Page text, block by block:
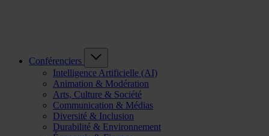
Conférenciers
Intelligence Artificielle (AI)
Animation & Modération
Arts, Culture & Société
Communication & Médias
Diversité & Inclusion
Durabilité & Environnement